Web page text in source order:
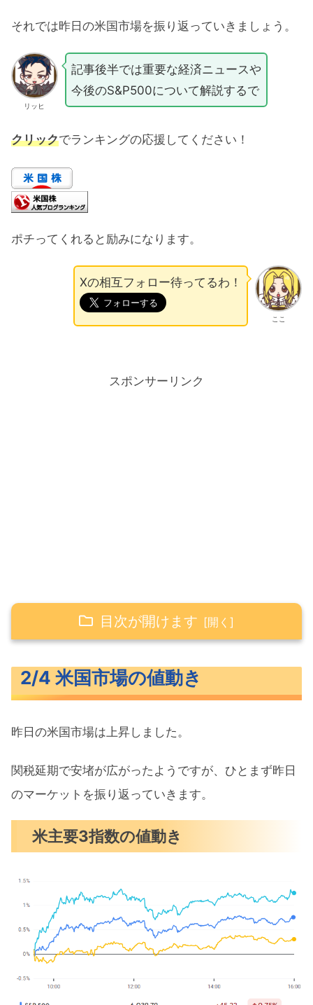
それでは昨日の米国市場を振り返っていきましょう。
リッヒ
記事後半では重要な経済ニュースや
今後のS&P500について解説するで
クリックでランキングの応援してください！
ポチってくれると励みになります。
ここ
Xの相互フォロー待ってるわ！
スポンサーリンク
目次が開けます
米主要3指数の値動き
S&P500ヒートマップ
セクター別パフォーマンス
S&P500チャート分析
米国市場のトピックス
関税の応酬で新たな米中貿易戦争の幕
求人件数が減少傾向に戻る
クラウド成長鈍化のグーグル株価急落
2月の注目イベントについて
まとめ
2/4 米国市場の値動き
昨日の米国市場は上昇しました。
関税延期で安堵が広がったようですが、ひとまず昨日
のマーケットを振り返っていきます。
米主要3指数の値動き